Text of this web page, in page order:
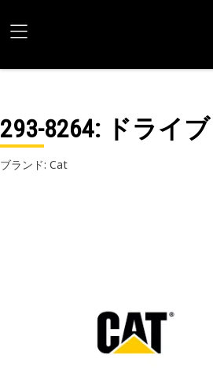
293-8264: ドライ
ブランド: Cat